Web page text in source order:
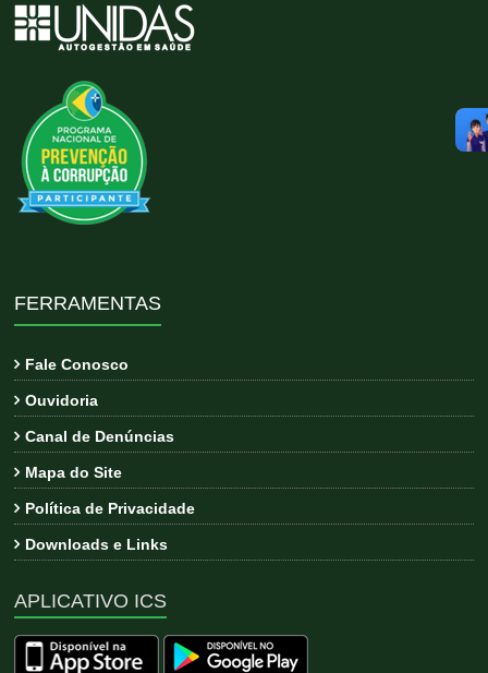
FERRAMENTAS
Fale Conosco
Ouvidoria
Canal de Denúncias
Mapa do Site
Política de Privacidade
Downloads e Links
APLICATIVO ICS